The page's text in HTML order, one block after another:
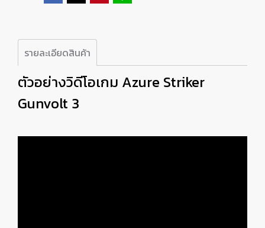
รายละเอียดสินค้า
ตัวอย่างวิดีโอเกม Azure Striker
Gunvolt 3